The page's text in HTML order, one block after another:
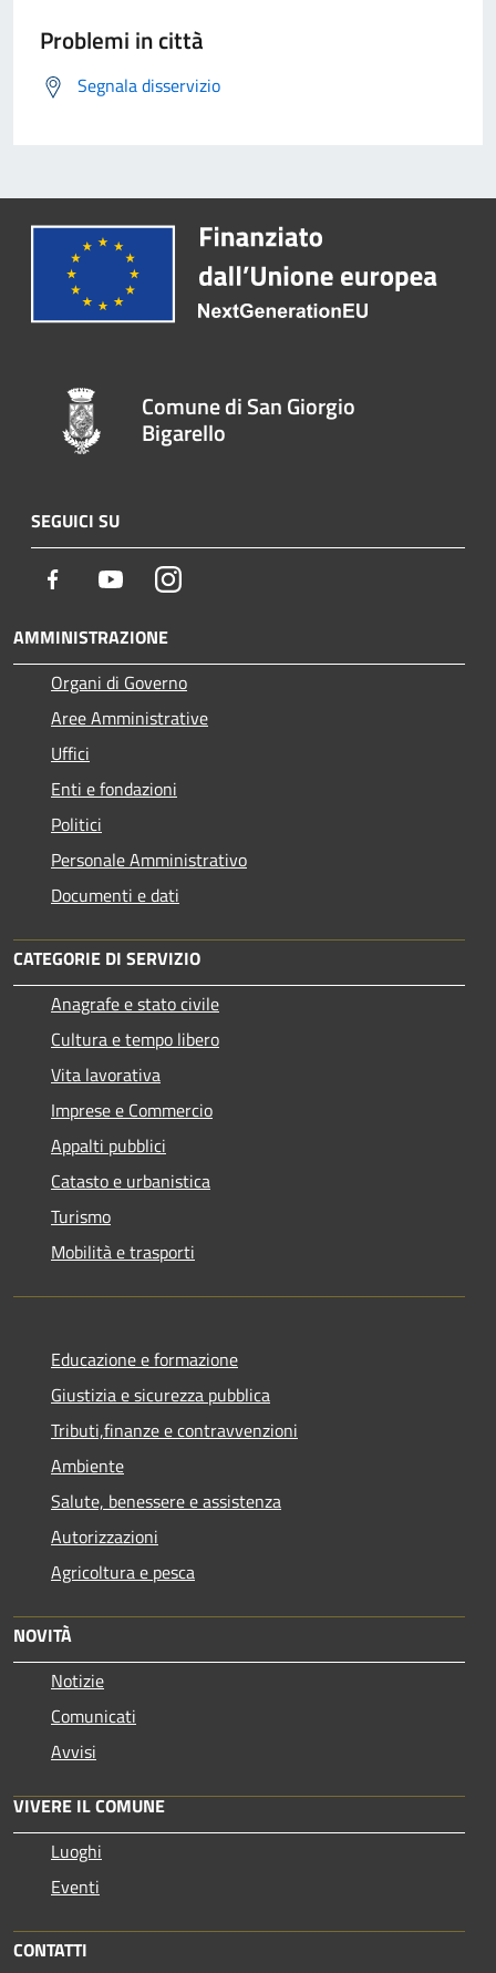
Problemi in città
Segnala disservizio
Comune di San Giorgio
Bigarello
SEGUICI SU
Facebook YoutubeInstagram
AMMINISTRAZIONE
Organi di Governo
Aree Amministrative
Uffici
Enti e fondazioni
Politici
Personale Amministrativo
Documenti e dati
CATEGORIE DI SERVIZIO
Anagrafe e stato civile
Cultura e tempo libero
Vita lavorativa
Imprese e Commercio
Appalti pubblici
Catasto e urbanistica
Turismo
Mobilità e trasporti
Educazione e formazione
Giustizia e sicurezza pubblica
Tributi,finanze e contravvenzioni
Ambiente
Salute, benessere e assistenza
Autorizzazioni
Agricoltura e pesca
NOVITÀ
Notizie
Comunicati
Avvisi
VIVERE IL COMUNE
Luoghi
Eventi
CONTATTI